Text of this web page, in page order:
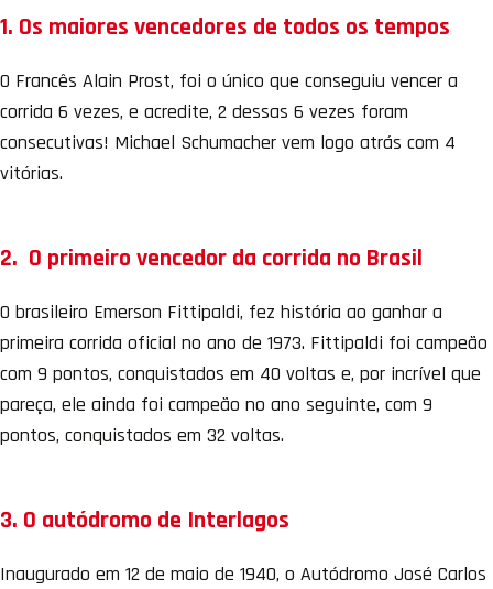
1. Os maiores vencedores de todos os tempos
O Francês Alain Prost, foi o único que conseguiu vencer a
corrida 6 vezes, e acredite, 2 dessas 6 vezes foram
consecutivas! Michael Schumacher vem logo atrás com 4
vitórias.
2. O primeiro vencedor da corrida no Brasil
O brasileiro Emerson Fittipaldi, fez história ao ganhar a
primeira corrida oficial no ano de 1973. Fittipaldi foi campeão
com 9 pontos, conquistados em 40 voltas e, por incrível que
pareça, ele ainda foi campeão no ano seguinte, com 9
pontos, conquistados em 32 voltas.
3. O autódromo de Interlagos
Inaugurado em 12 de maio de 1940, o Autódromo José Carlos